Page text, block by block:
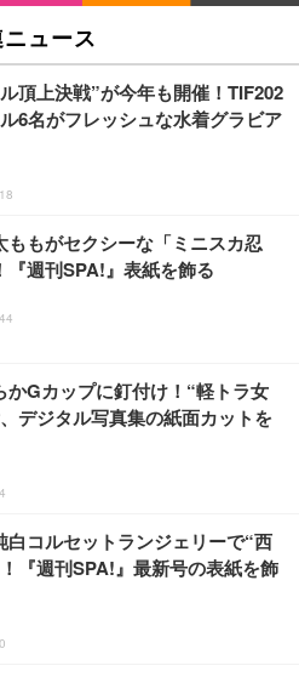
セット) [Blu-ray]
んどんやる気になる！日下部式学習
TOUR 2026 ～STARRING～
組) [Blu-ray]
TOUR 2025 D.N.A (初回盤)(2枚組)
I Need I』
TOUR in CINEMA（字幕版）
ニュース
頂上決戦”が今年も開催！TIF202
6名がフレッシュな水着グラビア
ももがセクシーな「ミニスカ忍
『週刊SPA!』表紙を飾る
かGカップに釘付け！“軽トラ女
デジタル写真集の紙面カットを
白コルセットランジェリーで“西
『週刊SPA!』最新号の表紙を飾